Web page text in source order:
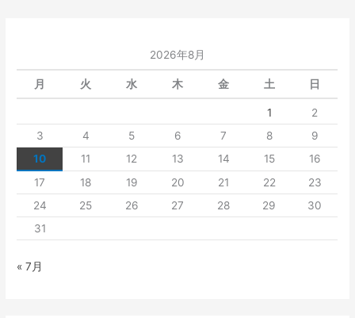
2026年8月
月 火 水 木 金 土 日
1
2
3
4 5 6 7 8
9
10
11 12 13 14 15
16
17
18 19 20 21 22
23
24
25 26 27 28 29
30
31
« 7月